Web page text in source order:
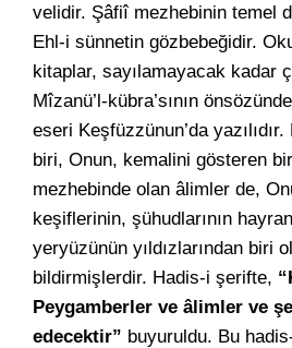
velidir. Şâfiî mezhebinin temel
Ehl-i sünnetin gözbebeğidir.
kitaplar, sayılamayacak kadar
Mîzanü’l-kübra’sının
eseri Keşfüzzünun’da
biri, Onun, kemalini gösteren
mezhebinde olan âlimler de,
keşiflerinin, şühudlarının
yeryüzünün yıldızlarından biri
bildirmişlerdir. Hadis-i şerifte,
Peygamberler ve âlimler ve
edecektir” buyuruldu. Bu